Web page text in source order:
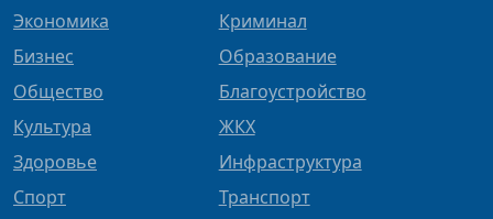
Экономика
Бизнес
Общество
Культура
Здоровье
Спорт
Криминал
Образование
Благоустройство
ЖКХ
Инфраструктура
Транспорт